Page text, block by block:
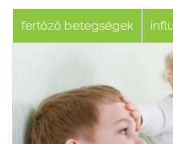
fertőző betegségek